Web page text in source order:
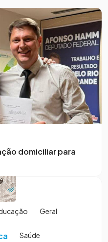
domiciliar para
Geral
Saúde